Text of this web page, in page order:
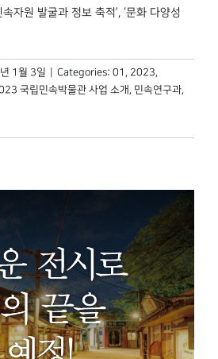
자원 발굴과 정보 축적’, ‘문화 다양성
1월 3일 Categories: 01 , 2023,
국립민속박물관 사업 소개 , 민속연구과,